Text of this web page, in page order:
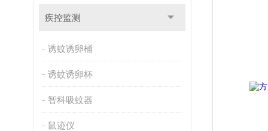
疾控监测
诱蚊诱卵桶
诱蚊诱卵杯
智科吸蚊器
鼠迹仪